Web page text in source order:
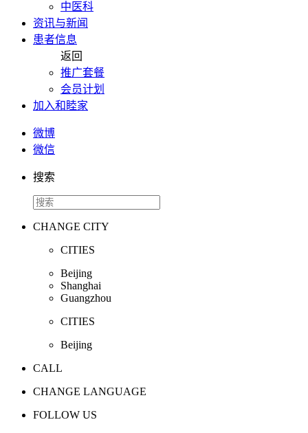
中医科
资讯与新闻
患者信息
返回
推广套餐
会员计划
加入和睦家
微博
微信
搜索
CHANGE CITY
CITIES
Beijing
Shanghai
Guangzhou
CITIES
Beijing
CALL
CHANGE LANGUAGE
FOLLOW US